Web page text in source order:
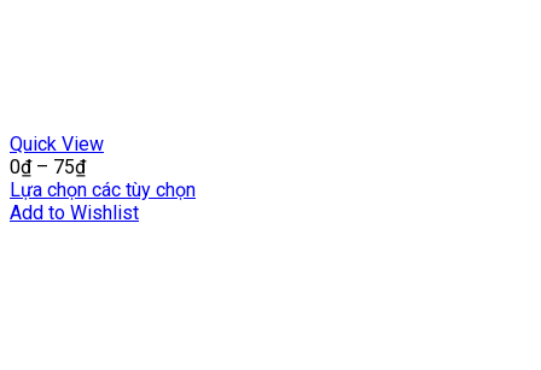
Quick View
0₫– 75₫
Lựa chọn các tùy chọn
Add to Wishlist